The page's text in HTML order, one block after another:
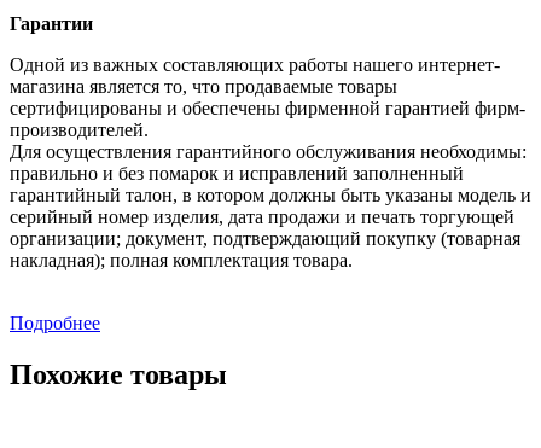
Гарантии
Одной из важных составляющих работы нашего интернет-
магазина является то, что продаваемые товары
сертифицированы и обеспечены фирменной гарантией фирм-
производителей.
Для осуществления гарантийного обслуживания необходимы:
правильно и без помарок и исправлений заполненный
гарантийный талон, в котором должны быть указаны модель и
серийный номер изделия, дата продажи и печать торгующей
организации; документ, подтверждающий покупку (товарная
накладная); полная комплектация товара.
Подробнее
Похожие товары